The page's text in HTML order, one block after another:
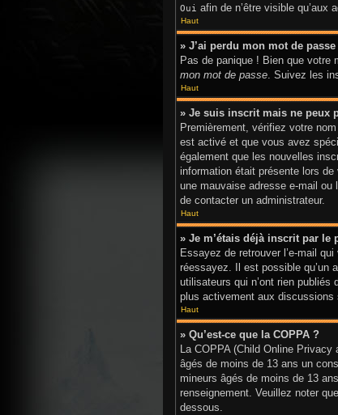
Oui afin de n’être visible
Haut
» J’ai perdu mon mot de passe
Pas de panique ! Bien que votre
mon mot de passe. Suivez les
Haut
» Je suis inscrit mais ne peux
Premièrement, vérifiez votre
est activé et que vous avez
également que les nouvelles
information était présente lors
une mauvaise adresse e-mail ou
de contacter un administrateur.
Haut
» Je m’étais déjà inscrit par le
Essayez de retrouver l’e-mail
réessayez. Il est possible qu’un
utilisateurs qui n’ont rien
plus activement aux discussions
Haut
» Qu’est-ce que la COPPA ?
La COPPA (Child Online
âgés de moins de 13 ans un
mineurs âgés de moins de 13
renseignement. Veuillez noter
dessous.